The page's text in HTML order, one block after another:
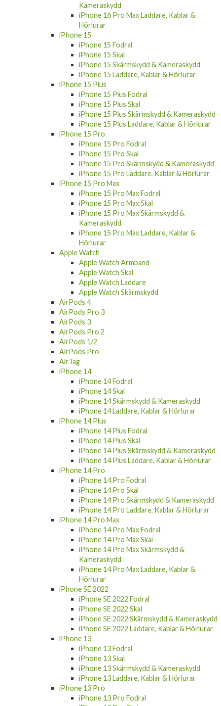
Kameraskydd
iPhone 16 Pro Max Laddare, Kablar &
Hörlurar
iPhone 15
iPhone 15 Fodral
iPhone 15 Skal
iPhone 15 Skärmskydd & Kameraskydd
iPhone 15 Laddare, Kablar & Hörlurar
iPhone 15 Plus
iPhone 15 Plus Fodral
iPhone 15 Plus Skal
iPhone 15 Plus Skärmskydd & Kameraskydd
iPhone 15 Plus Laddare, Kablar & Hörlurar
iPhone 15 Pro
iPhone 15 Pro Fodral
iPhone 15 Pro Skal
iPhone 15 Pro Skärmskydd & Kameraskydd
iPhone 15 Pro Laddare, Kablar & Hörlurar
iPhone 15 Pro Max
iPhone 15 Pro Max Fodral
iPhone 15 Pro Max Skal
iPhone 15 Pro Max Skärmskydd &
Kameraskydd
iPhone 15 Pro Max Laddare, Kablar &
Hörlurar
Apple Watch
Apple Watch Armband
Apple Watch Skal
Apple Watch Laddare
Apple Watch Skärmskydd
AirPods 4
AirPods Pro 3
AirPods 3
AirPods Pro 2
AirPods 1/2
AirPods Pro
AirTag
iPhone 14
iPhone 14 Fodral
iPhone 14 Skal
iPhone 14 Skärmskydd & Kameraskydd
iPhone 14 Laddare, Kablar & Hörlurar
iPhone 14 Plus
iPhone 14 Plus Fodral
iPhone 14 Plus Skal
iPhone 14 Plus Skärmskydd & Kameraskydd
iPhone 14 Plus Laddare, Kablar & Hörlurar
iPhone 14 Pro
iPhone 14 Pro Fodral
iPhone 14 Pro Skal
iPhone 14 Pro Skärmskydd & Kameraskydd
iPhone 14 Pro Laddare, Kablar & Hörlurar
iPhone 14 Pro Max
iPhone 14 Pro Max Fodral
iPhone 14 Pro Max Skal
iPhone 14 Pro Max Skärmskydd &
Kameraskydd
iPhone 14 Pro Max Laddare, Kablar &
Hörlurar
iPhone SE 2022
iPhone SE 2022 Fodral
iPhone SE 2022 Skal
iPhone SE 2022 Skärmskydd & Kameraskydd
iPhone SE 2022 Laddare, Kablar & Hörlurar
iPhone 13
iPhone 13 Fodral
iPhone 13 Skal
iPhone 13 Skärmskydd & Kameraskydd
iPhone 13 Laddare, Kablar & Hörlurar
iPhone 13 Pro
iPhone 13 Pro Fodral